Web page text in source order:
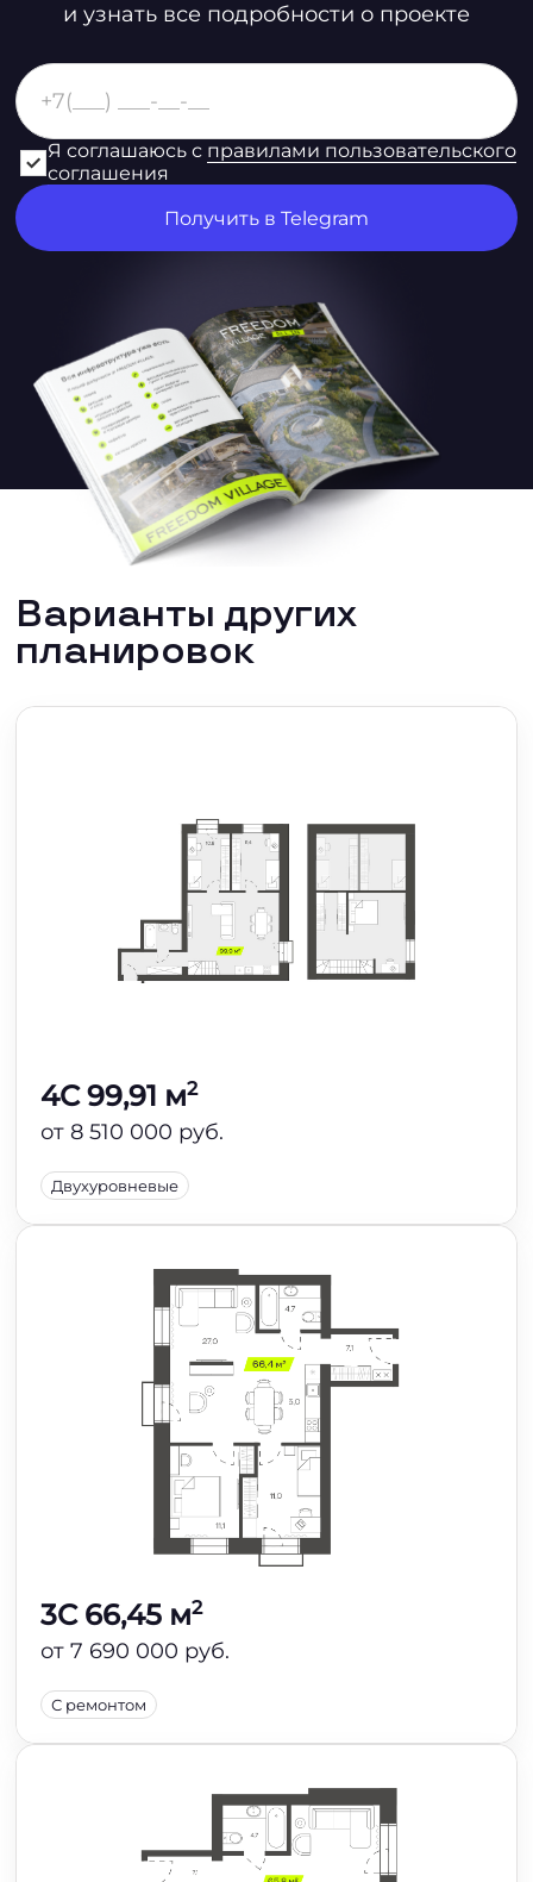
и узнать все подробности о проекте
Я соглашаюсь с правилами пользовательского
соглашения
Варианты других
планировок
4C 99,91 м2
от 8 510 000 руб.
Двухуровневые
3C 66,45 м2
от 7 690 000 руб.
С ремонтом